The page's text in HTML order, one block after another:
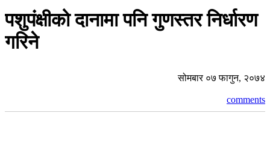
पशुपंक्षीको दानामा पनि गुणस्तर निर्धारण
गरिने
सोमबार ०७ फागुन, २०७४
comments